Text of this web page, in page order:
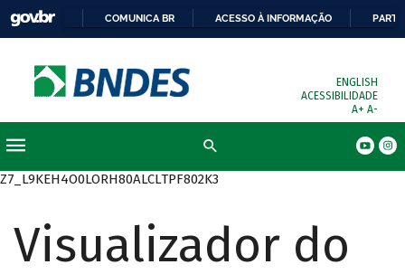
COMUNICA BR ACESSO À INFORMAÇÃO
ENGLISH
ACESSIBILIDADE
A+ A-
Z7_L9KEH4O0LORH80ALCLTPF802K3
Visualizador do